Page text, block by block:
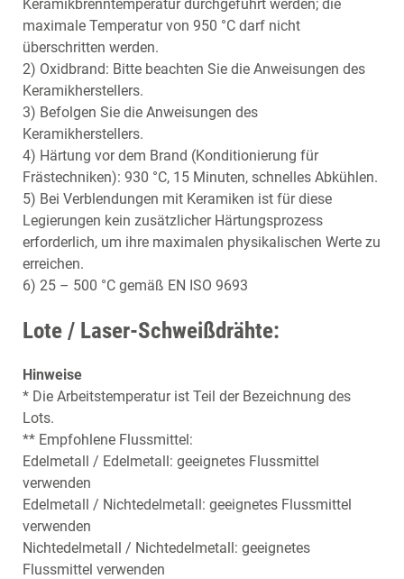
Keramikbrenntemperatur durchgeführt werden; die
maximale Temperatur von 950 °C darf nicht
überschritten werden.
2) Oxidbrand: Bitte beachten Sie die Anweisungen des
Keramikherstellers.
3) Befolgen Sie die Anweisungen des
Keramikherstellers.
4) Härtung vor dem Brand (Konditionierung für
Frästechniken): 930 °C, 15 Minuten, schnelles Abkühlen.
5) Bei Verblendungen mit Keramiken ist für diese
Legierungen kein zusätzlicher Härtungsprozess
erforderlich, um ihre maximalen physikalischen Werte zu
erreichen.
6) 25 – 500 °C gemäß EN ISO 9693
Lote / Laser-Schweißdrähte:
Hinweise
* Die Arbeitstemperatur ist Teil der Bezeichnung des
Lots.
** Empfohlene Flussmittel:
Edelmetall / Edelmetall: geeignetes Flussmittel
verwenden
Edelmetall / Nichtedelmetall: geeignetes Flussmittel
verwenden
Nichtedelmetall / Nichtedelmetall: geeignetes
Flussmittel verwenden